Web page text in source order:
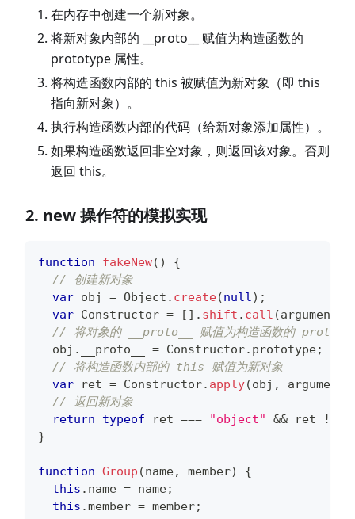
在内存中创建一个新对象。
将新对象内部的
proto
赋值为构造函数的
prototype 属性。
将构造函数内部的 this 被赋值为新对象（即 this
指向新对象）。
执行构造函数内部的代码（给新对象添加属性）。
如果构造函数返回非空对象，则返回该对象。否则
返回 this。
2. new 操作符的模拟实现
function fakeNew( )
{
// 创建新对象
var obj = Object . create(null) ;
var Constructor = [ ] . shift . call (arguments
// 将对象的 __proto__ 赋值为构造函数的
  obj
. __proto__ = Constructor. prototype;
// 将构造函数内部的 this 赋值为新对象
var ret = Constructor. apply(obj , arguments
// 返回新对象
return
typeof ret === "object" && ret !==
}
function Group (name, member)
{
this . name = name;
this .member = member;